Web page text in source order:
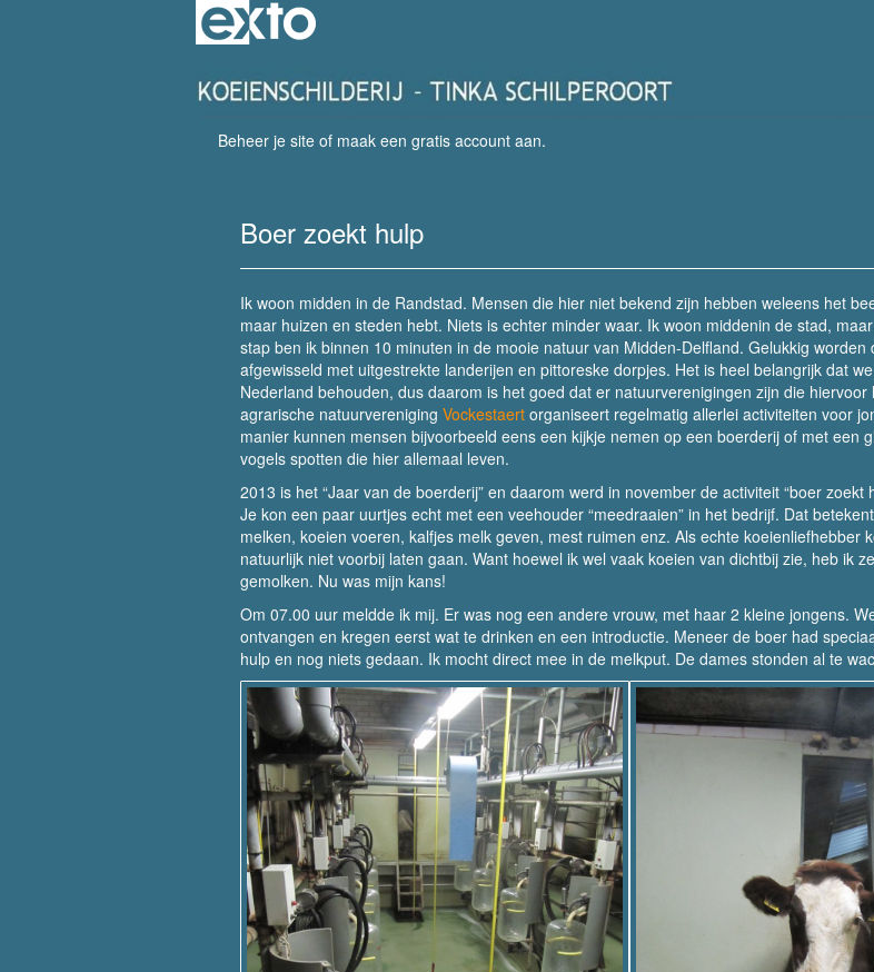
Beheer je site of maak een gratis account aan.
Boer zoekt hulp
Ik woon midden in de Randstad. Mensen die hier niet bekend zijn hebben weleens het
maar huizen en steden hebt. Niets is echter minder waar. Ik woon middenin de stad,
stap ben ik binnen 10 minuten in de mooie natuur van Midden-Delfland. Gelukkig worden
afgewisseld met uitgestrekte landerijen en pittoreske dorpjes. Het is heel belangrijk dat
Nederland behouden, dus daarom is het goed dat er natuurverenigingen zijn die hiervoor
agrarische natuurvereniging Vockestaert organiseert regelmatig allerlei activiteiten voor
manier kunnen mensen bijvoorbeeld eens een kijkje nemen op een boerderij of met een
vogels spotten die hier allemaal leven.
2013 is het “Jaar van de boerderij” en daarom werd in november de activiteit “boer zoekt
Je kon een paar uurtjes echt met een veehouder “meedraaien” in het bedrijf. Dat
melken, koeien voeren, kalfjes melk geven, mest ruimen enz. Als echte koeienliefhebber
natuurlijk niet voorbij laten gaan. Want hoewel ik wel vaak koeien van dichtbij zie, heb ik
gemolken. Nu was mijn kans!
Om 07.00 uur meldde ik mij. Er was nog een andere vrouw, met haar 2 kleine jongens.
ontvangen en kregen eerst wat te drinken en een introductie. Meneer de boer had
hulp en nog niets gedaan. Ik mocht direct mee in de melkput. De dames stonden al te